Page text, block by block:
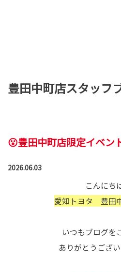
豊田中町店スタッフ
😮豊田中町店限定イベン
2026.06.03
こんにち
愛知トヨタ 豊田
いつもブログを
ありがとうござ